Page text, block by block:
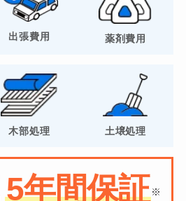
出張費用 薬剤費用
木部処理 土壌処理
5年間保証 ※